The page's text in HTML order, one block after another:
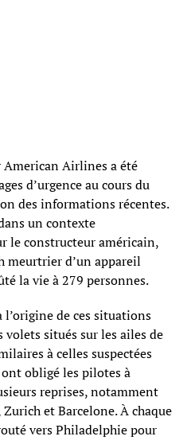
Airlines a été
d’urgence au cours du
des informations récentes.
un contexte
le constructeur américain,
meurtrier d’un appareil
la vie à 279 personnes.
de ces situations
situés sur les ailes de
à celles suspectées
obligé les pilotes à
reprises, notamment
et Barcelone. À chaque
vers Philadelphie pour